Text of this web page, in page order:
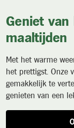
Geniet
maaltijden
Met het warme
het prettigst. Onze
gemakkelijk te
genieten van een